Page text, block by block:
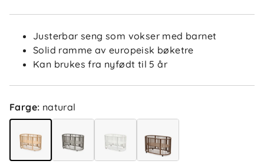
Justerbar seng som vokser med barnet
Solid ramme av europeisk bøketre
Kan brukes fra nyfødt til 5 år
Farge: natural